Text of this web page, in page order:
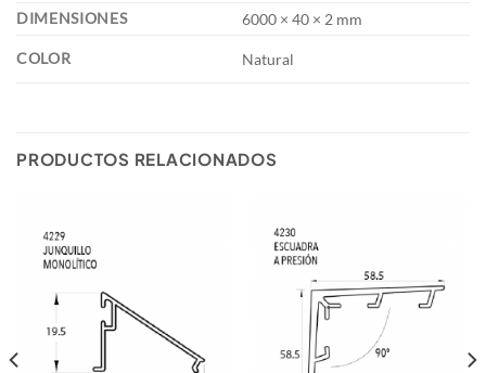
DIMENSIONES
6000 × 40 × 2 mm
COLOR Natural
PRODUCTOS RELACIONADOS